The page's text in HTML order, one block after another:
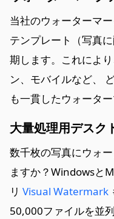
当社のウォーターマ
テンプレート（写真
期します。これによ
ン、モバイルなど、
も一貫したウォータ
大量処理用デスク
数千枚の写真にウォ
ますか？Windowsと
リ Visual Watermark
50,000ファイルを並